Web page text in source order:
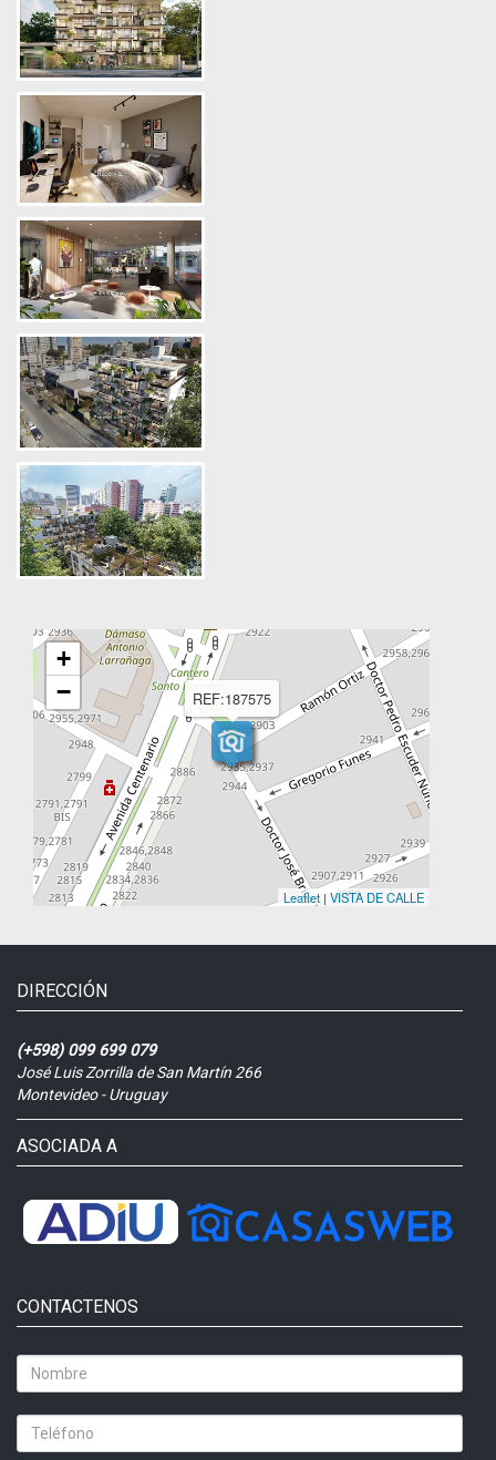
REF:187575
+
−
Leaflet | VISTA DE CALLE
DIRECCIÓN
(+598) 099 699 079
José Luis Zorrilla de San Martín 266
Montevideo - Uruguay
ASOCIADA A
CONTACTENOS